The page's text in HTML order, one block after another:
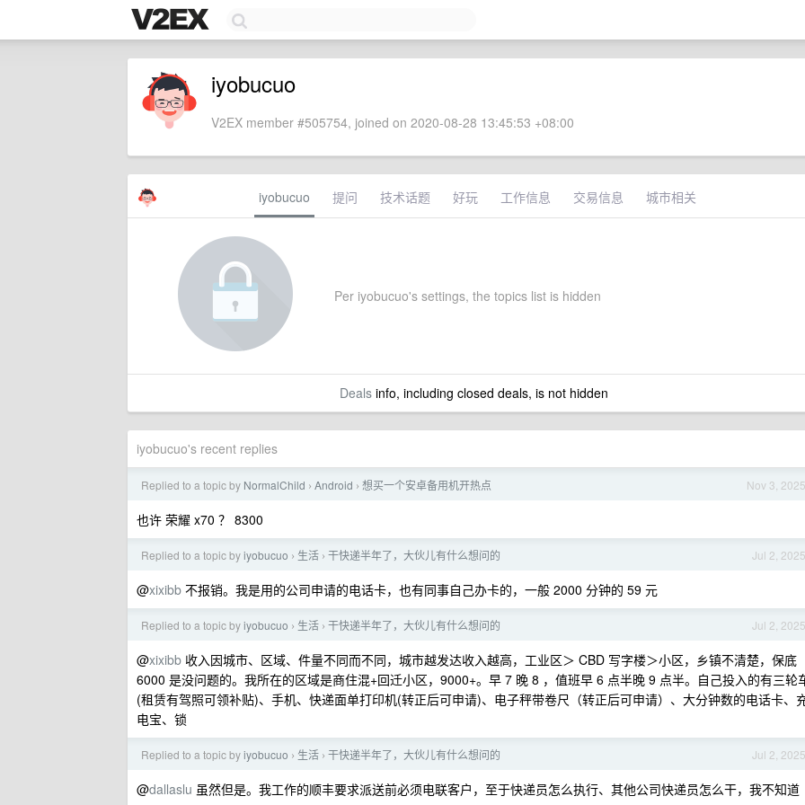
iyobucuo
V2EX member #505754, joined on 2020-08-28 13:45:53 +08:00
iyobucuo 提问 技术话题 好玩 工作信息 交易信息 城市相关
Per iyobucuo's settings, the topics list is hidden
Dealsinfo, including closed deals, is not hidden
iyobucuo's recent replies
Nov 3, 2025
Replied to a topic by NormalChild › Android › 想买一个安卓备用机开热点
也许 荣耀 x70 ？ 8300
Jul 2, 2025
Replied to a topic byiyobucuo › 生活 › 干快递半年了，大伙儿有什么想问的
@xixibb 不报销。我是用的公司申请的电话卡，也有同事自己办卡的，一般 2000 分钟的 59 元
Jul 2, 2025
Replied to a topic byiyobucuo › 生活 › 干快递半年了，大伙儿有什么想问的
@xixibb 收入因城市、区域、件量不同而不同，城市越发达收入越高，工业区＞ CBD 写字楼＞小区，乡镇不清楚，保底
6000 是没问题的。我所在的区域是商住混+回迁小区，9000+。早 7 晚 8 ，值班早 6 点半晚 9 点半。自己投入的有三轮
(租赁有驾照可领补贴)、手机、快递面单打印机(转正后可申请)、电子秤带卷尺（转正后可申请）、大分钟数的电话卡、
电宝、锁
Jul 2, 2025
Replied to a topic byiyobucuo › 生活 › 干快递半年了，大伙儿有什么想问的
@dallaslu 虽然但是。我工作的顺丰要求派送前必须电联客户，至于快递员怎么执行、其他公司快递员怎么干，我不知道